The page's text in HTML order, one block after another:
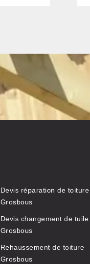
Devis réparation de toiture
Grosbous
Devis changement de tuile
Grosbous
Rehaussement de toiture
Grosbous